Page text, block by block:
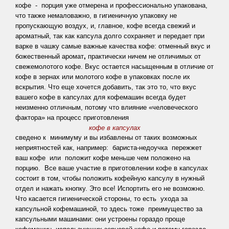
ремонт
кофемашин
ИНТЕРЕСНОЕ
ТУТ
Публикации о
кофе и чае
Магазин
премиального
кофе
Кофе
в
зернах
Кофе
молотый
для
кофе - порция уже отмерена и профессионально упакована,
что также немаловажно, в гигиеничную упаковку не
пропускающую воздух, и, главное, кофе всегда свежий и
ароматный, так как капсула долго сохраняет и передает при
варке в чашку самые важные качества кофе: отменный вкус и
божественный аромат, практически ничем не отличимых от
свежемолотого кофе. Вкус остается насыщенным в отличие от
кофе в зернах или молотого кофе в упаковках после их
вскрытия. Что еще хочется добавить, так это то, что вкус
вашего кофе в капсулах для кофемашин всегда будет
неизменно отличным, потому что влияние «человеческого
фактора» на процесс приготовления
кофе в капсулах
сведено к минимуму и вы избавлены от таких возможных
неприятностей как, например: бариста-недоучка пережжет
ваш кофе или положит кофе меньше чем положено на
порцию. Все ваше участие в приготовлении кофе в капсулах
состоит в том, чтобы положить кофейную капсулу в нужный
отдел и нажать кнопку. Это все! Испортить его не возможно.
Что касается гигиенической стороны, то есть ухода за
капсульной кофемашиной, то здесь тоже преимущество за
капсульными машинами: они устроены гораздо проще